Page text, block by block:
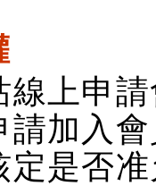
線上申
請加入
定是否